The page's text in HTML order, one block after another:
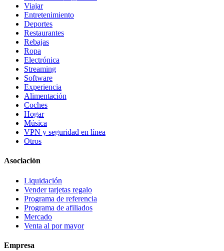
Viajar
Entretenimiento
Deportes
Restaurantes
Rebajas
Ropa
Electrónica
Streaming
Software
Experiencia
Alimentación
Coches
Hogar
Música
VPN y seguridad en línea
Otros
Asociación
Liquidación
Vender tarjetas regalo
Programa de referencia
Programa de afiliados
Mercado
Venta al por mayor
Empresa